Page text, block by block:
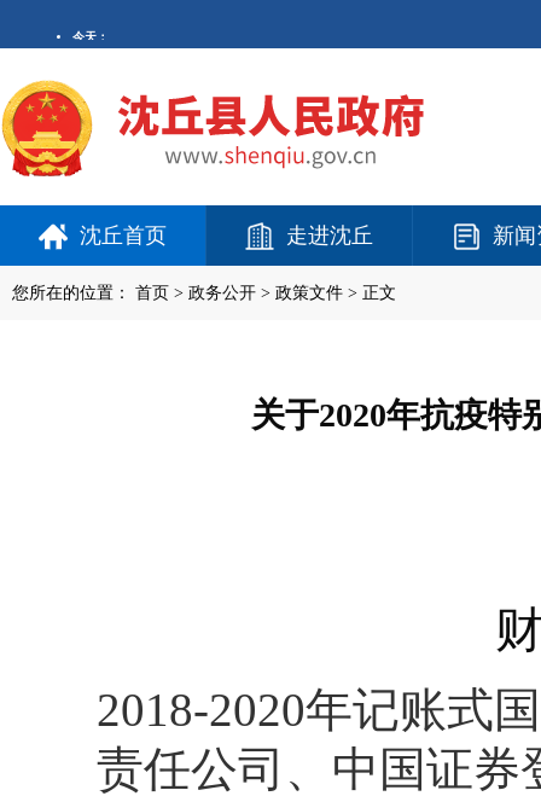
沈丘首页 走进沈丘 新
您所在的位置： 首页 > 政务公开 > 政策文件 > 正文
关于2020年抗疫
2018-2020年记账式
责任公司、中国证券